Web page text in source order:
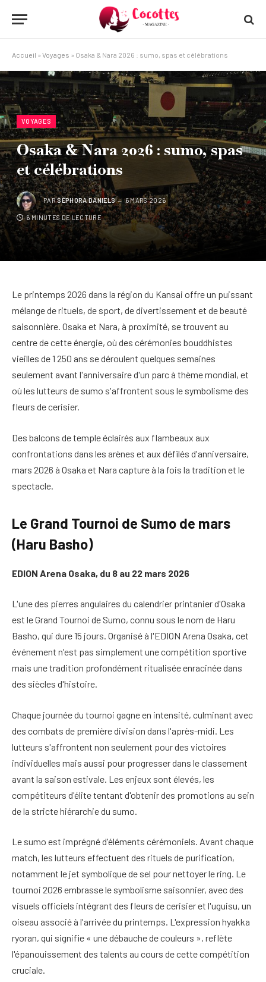
Accueil » Voyages » Osaka & Nara 2026 : sumo, spas et célébrations
VOYAGES
Osaka & Nara 2026 : sumo, spas
et célébrations
PARSÉPHORA DANIELS 6 MARS 2026
6 MINUTES DE LECTURE
Le printemps 2026 dans la région du Kansai offre un puissant
mélange de rituels, de sport, de divertissement et de beauté
saisonnière. Osaka et Nara, à proximité, se trouvent au
centre de cette énergie, où des cérémonies bouddhistes
vieilles de 1 250 ans se déroulent quelques semaines
seulement avant l'anniversaire d'un parc à thème mondial, et
où les lutteurs de sumo s'affrontent sous le symbolisme des
fleurs de cerisier.
Des balcons de temple éclairés aux flambeaux aux
confrontations dans les arènes et aux défilés d'anniversaire,
mars 2026 à Osaka et Nara capture à la fois la tradition et le
spectacle.
Le Grand Tournoi de Sumo de mars
(Haru Basho)
EDION Arena Osaka, du 8 au 22 mars 2026
L'une des pierres angulaires du calendrier printanier d'Osaka
est le Grand Tournoi de Sumo, connu sous le nom de Haru
Basho, qui dure 15 jours. Organisé à l'EDION Arena Osaka, cet
événement n'est pas simplement une compétition sportive
mais une tradition profondément ritualisée enracinée dans
des siècles d'histoire.
Chaque journée du tournoi gagne en intensité, culminant avec
des combats de première division dans l'après-midi. Les
lutteurs s'affrontent non seulement pour des victoires
individuelles mais aussi pour progresser dans le classement
avant la saison estivale. Les enjeux sont élevés, les
compétiteurs d'élite tentant d'obtenir des promotions au sein
de la stricte hiérarchie du sumo.
Le sumo est imprégné d'éléments cérémoniels. Avant chaque
match, les lutteurs effectuent des rituels de purification,
notamment le jet symbolique de sel pour nettoyer le ring. Le
tournoi 2026 embrasse le symbolisme saisonnier, avec des
visuels officiels intégrant des fleurs de cerisier et l'uguisu, un
oiseau associé à l'arrivée du printemps. L'expression hyakka
ryoran, qui signifie « une débauche de couleurs », reflète
l'épanouissement des talents au cours de cette compétition
cruciale.